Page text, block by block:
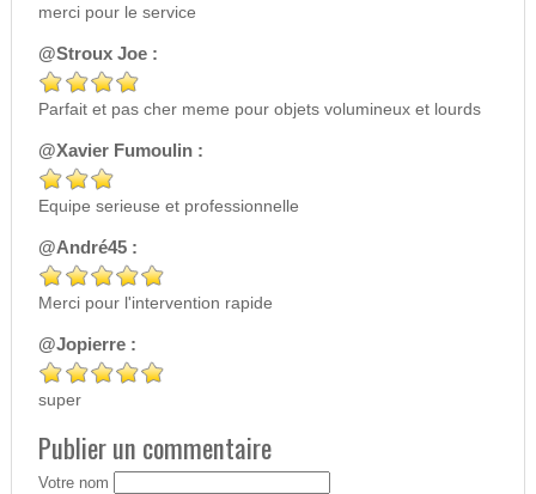
merci pour le service
@Stroux Joe :
Parfait et pas cher meme pour objets volumineux et lourds
@Xavier Fumoulin :
Equipe serieuse et professionnelle
@André45 :
Merci pour l'intervention rapide
@Jopierre :
super
Publier un commentaire
Votre nom